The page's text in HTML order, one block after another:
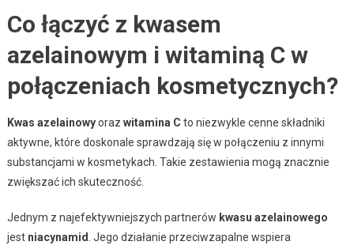
Co łączyć z kwasem
azelainowym i witaminą C w
połączeniach kosmetycznych?
Kwas azelainowyoraz witamina C to niezwykle cenne składniki
aktywne, które doskonale sprawdzają się w połączeniu z innymi
substancjami w kosmetykach. Takie zestawienia mogą znacznie
zwiększać ich skuteczność.
Jednym z najefektywniejszych partnerów kwasu azelainowego
jest niacynamid . Jego działanie przeciwzapalne wspiera